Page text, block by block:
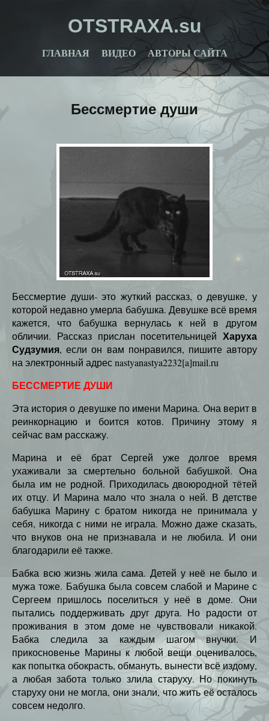
OTSTRAXA.su
ГЛАВНАЯ ВИДЕО АВТОРЫ САЙТА
Бессмертие души
Бессмертие души- это жуткий рассказ, о девушке, у
которой недавно умерла бабушка. Девушке всё время
кажется, что бабушка вернулась к ней в другом
обличии. Рассказ прислан посетительницей Харуха
Судзумия, если он вам понравился, пишите автору
на электронный адрес nastyanastya2232[a]mail.ru
БЕССМЕРТИЕ ДУШИ
Эта история о девушке по имени Марина. Она верит в
реинкорнацию и боится котов. Причину этому я
сейчас вам расскажу.
Марина и её брат Сергей уже долгое время
ухаживали за смертельно больной бабушкой. Она
была им не родной. Приходилась двоюродной тётей
их отцу. И Марина мало что знала о ней. В детстве
бабушка Марину с братом никогда не принимала у
себя, никогда с ними не играла. Можно даже сказать,
что внуков она не признавала и не любила. И они
благодарили её также.
Бабка всю жизнь жила сама. Детей у неё не было и
мужа тоже. Бабушка была совсем слабой и Марине с
Сергеем пришлось поселиться у неё в доме. Они
пытались поддерживать друг друга. Но радости от
проживания в этом доме не чувствовали никакой.
Бабка следила за каждым шагом внучки. И
прикосновенье Марины к любой вещи оценивалось,
как попытка обокрасть, обмануть, вынести всё издому,
а любая забота только злила старуху. Но покинуть
старуху они не могла, они знали, что жить её осталось
совсем недолго.